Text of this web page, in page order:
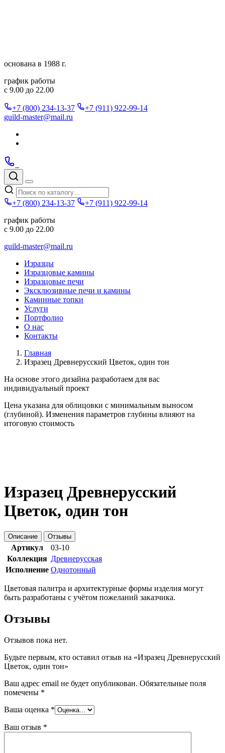
основана в 1988 г.
график работы
с 9.00 до 22.00
+7 (800) 234-13-37
+7 (911) 922-99-14
guild-master@mail.ru
Позвонить
Поиск
по
каталогу
Меню
+7 (800) 234-13-37
+7 (911) 922-99-14
график работы
с 9.00 до 22.00
guild-master@mail.ru
Изразцы
Изразцовые камины
Изразцовые печи
Эксклюзивные печи и камины
Каминные топки
Услуги
Портфолио
О нас
Контакты
Главная
Изразец Древнерусский Цветок, один тон
На основе этого дизайна разработаем для вас
индивидуальный проект
Цена указана для облицовки с минимальным выносом
(глубиной). Изменения параметров глубины влияют на
итоговую стоимость
Изразец Древнерусский
Цветок, один тон
Описание Отзывы
Артикул
03-10
Коллекция Древнерусская
Исполнение Однотонный
Цветовая палитра и архитектурные формы изделия могут
быть разработаны с учётом пожеланий заказчика.
Отзывы
Отзывов пока нет.
Будьте первым, кто оставил отзыв на «Изразец Древнерусский
Цветок, один тон»
Ваш адрес email не будет опубликован. Обязательные поля
помечены *
Ваша оценка *
Ваш отзыв *